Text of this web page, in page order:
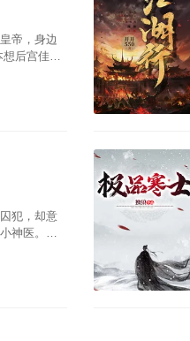
帝，身边
后宫佳丽
之下，李
犯，却意
神医。跌
又是人人
人，众必